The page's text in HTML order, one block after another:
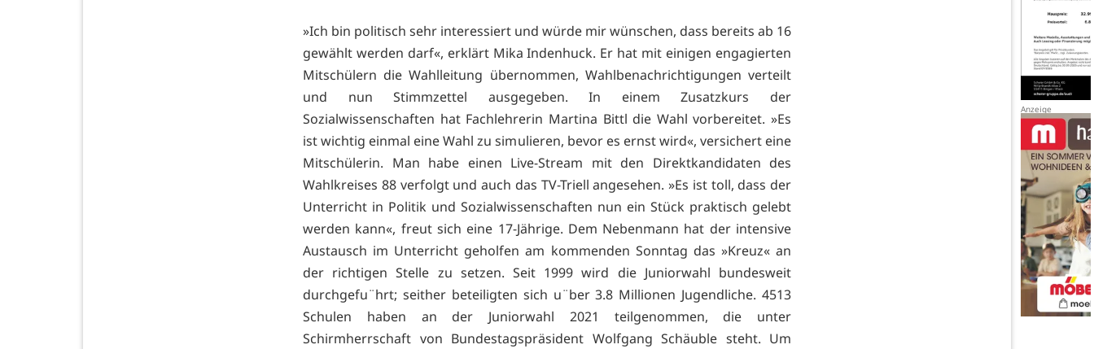
»Ich bin politisch sehr interessiert und würde mir wünschen, dass bereits ab 16
gewählt werden darf«, erklärt Mika Indenhuck. Er hat mit einigen engagierten
Mitschülern die Wahlleitung übernommen, Wahlbenachrichtigungen verteilt
und nun Stimmzettel ausgegeben. In einem Zusatzkurs der
Sozialwissenschaften hat Fachlehrerin Martina Bittl die Wahl vorbereitet. »Es
ist wichtig einmal eine Wahl zu simulieren, bevor es ernst wird«, versichert eine
Mitschülerin. Man habe einen Live-Stream mit den Direktkandidaten des
Wahlkreises 88 verfolgt und auch das TV-Triell angesehen. »Es ist toll, dass der
Unterricht in Politik und Sozialwissenschaften nun ein Stück praktisch gelebt
werden kann«, freut sich eine 17-Jährige. Dem Nebenmann hat der intensive
Austausch im Unterricht geholfen am kommenden Sonntag das »Kreuz« an
der richtigen Stelle zu setzen. Seit 1999 wird die Juniorwahl bundesweit
durchgefu¨hrt; seither beteiligten sich u¨ber 3.8 Millionen Jugendliche. 4513
Schulen haben an der Juniorwahl 2021 teilgenommen, die unter
Schirmherrschaft von Bundestagspräsident Wolfgang Schäuble steht. Um